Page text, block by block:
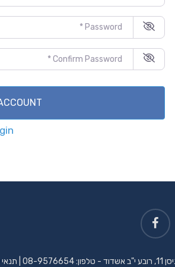
08-9576654 תנאי